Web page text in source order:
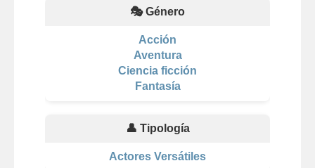
🎭 Género
Acción
Aventura
Ciencia ficción
Fantasía
👤 Tipología
Actores Versátiles